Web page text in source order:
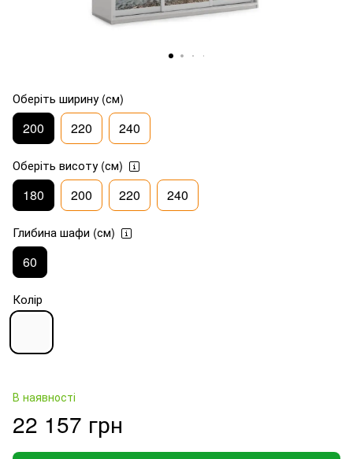
Оберіть ширину (см)
200 220 240
Оберіть висоту (см)
180 200 220 240
Глибина шафи (см)
60
Колір
В наявності
22 157 грн